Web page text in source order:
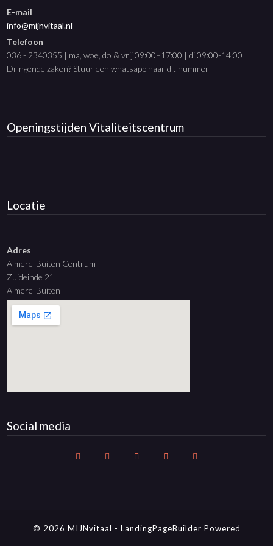
E-mail
info@mijnvitaal.nl
Telefoon
036 - 2340355 | ma, woe, do & vrij 09:00–17:00 | di 09:00-14:00 |
Dringende zaken? Stuur een whatsapp naar dit nummer
OpeningstijdenVitaliteitscentrum
Locatie
Adres
Almere-Buiten Centrum
Zuideinde 21
Almere-Buiten
Social media
© 2026 MIJNvitaal - LandingPageBuilder Powered